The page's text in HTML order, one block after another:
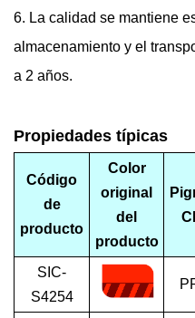
6. La calidad se mantiene
almacenamiento y el
a 2 años.
Propiedades típicas
Código
de
producto
Color
original
del
producto
SIC-
S4254